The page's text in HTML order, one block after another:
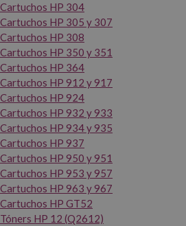
Cartuchos HP 304
Cartuchos HP 305 y 307
Cartuchos HP 308
Cartuchos HP 350 y 351
Cartuchos HP 364
Cartuchos HP 912 y 917
Cartuchos HP 924
Cartuchos HP 932 y 933
Cartuchos HP 934 y 935
Cartuchos HP 937
Cartuchos HP 950 y 951
Cartuchos HP 953 y 957
Cartuchos HP 963 y 967
Cartuchos HP GT52
Tóners HP 12 (Q2612)